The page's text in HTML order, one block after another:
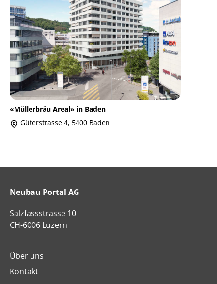
«Müllerbräu Areal» in Baden
Güterstrasse 4, 5400 Baden
Neubau Portal AG
Salzfassstrasse 10
CH-6006 Luzern
Über uns
Kontakt